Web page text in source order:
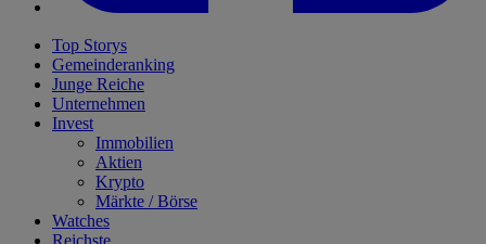
Top Storys
Gemeinderanking
Junge Reiche
Unternehmen
Invest
Immobilien
Aktien
Krypto
Märkte / Börse
Watches
Reichste